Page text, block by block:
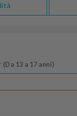
(Da 13 a 17 anni)